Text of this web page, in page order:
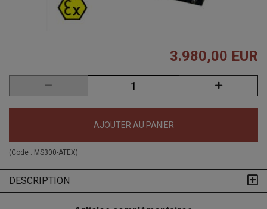
3.980,00 EUR
AJOUTER AU PANIER
(Code : MS300-ATEX)
DESCRIPTION